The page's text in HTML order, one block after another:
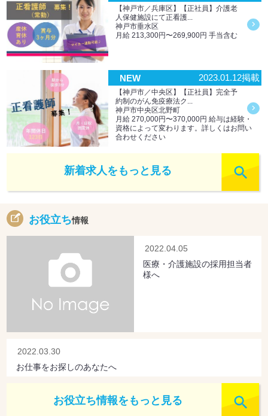
【神戸市／兵庫区】【正社員】介護老
人保健施設にて正看護...
神戸市垂水区
月給 213,300円〜269,900円 手当含む
NEW 2023.01.12掲載
【神戸市／中央区】【正社員】完全予
約制のがん免疫療法ク...
神戸市中央区北野町
月給 270,000円〜370,000円 給与は経験・
資格によって変わります。詳しくはお問い
合わせください
新着求人をもっと見る
お役立ち情報
2022.04.05
医療・介護施設の採用担当者
様へ
2022.03.30
お仕事をお探しのあなたへ
お役立ち情報をもっと見る